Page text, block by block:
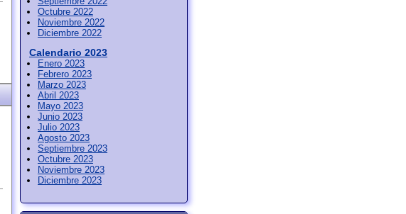
Octubre 2022
Noviembre 2022
Diciembre 2022
Calendario 2023
Enero 2023
Febrero 2023
Marzo 2023
Abril 2023
Mayo 2023
Junio 2023
Julio 2023
Agosto 2023
Septiembre 2023
Octubre 2023
Noviembre 2023
Diciembre 2023